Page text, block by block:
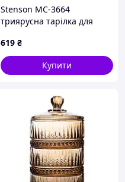
Stenson MC-3664
триярусна тарілка для
BC8853650
619 ₴
Купити